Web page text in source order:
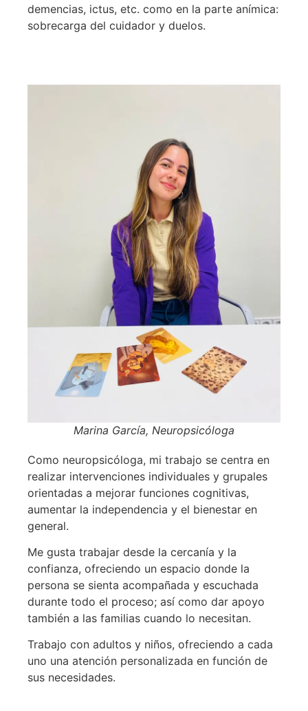
demencias, ictus, etc. como en la parte anímica:
sobrecarga del cuidador y duelos.
Marina García, Neuropsicóloga
Como neuropsicóloga, mi trabajo se centra en
realizar intervenciones individuales y grupales
orientadas a mejorar funciones cognitivas,
aumentar la independencia y el bienestar en
general.
Me gusta trabajar desde la cercanía y la
confianza, ofreciendo un espacio donde la
persona se sienta acompañada y escuchada
durante todo el proceso; así como dar apoyo
también a las familias cuando lo necesitan.
Trabajo con adultos y niños, ofreciendo a cada
uno una atención personalizada en función de
sus necesidades.